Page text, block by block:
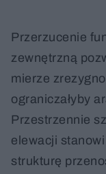
Przerzucenie
zewnętrzną
mierze
ograniczałyby
Przestrzennie
elewacji
strukturę